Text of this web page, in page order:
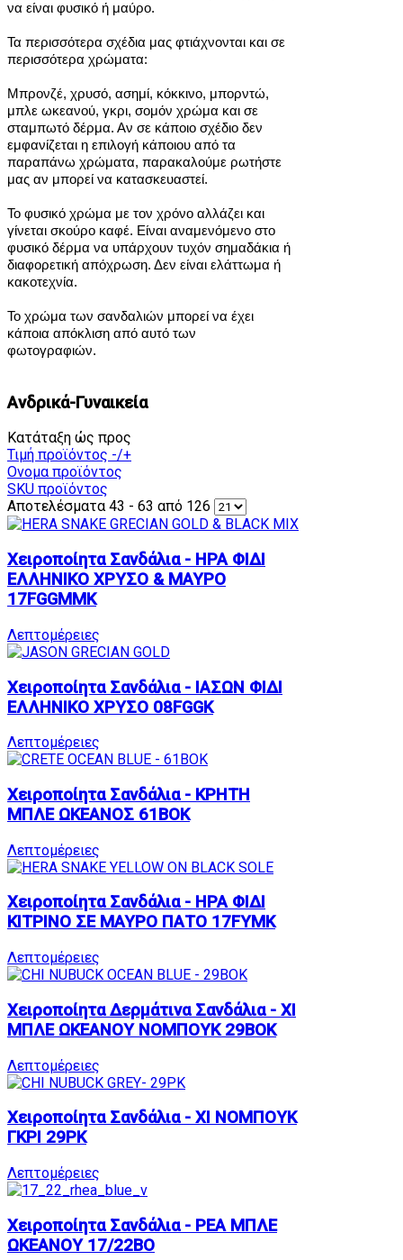
να είναι φυσικό ή μαύρο.
Τα περισσότερα σχέδια μας φτιάχνονται και σε
περισσότερα χρώματα:
Μπρονζέ, χρυσό, ασημί, κόκκινο, μπορντώ,
μπλε ωκεανού, γκρι, σομόν χρώμα και σε
σταμπωτό δέρμα. Αν σε κάποιο σχέδιο δεν
εμφανίζεται η επιλογή κάποιου από τα
παραπάνω χρώματα, παρακαλούμε ρωτήστε
μας αν μπορεί να κατασκευαστεί.
Το φυσικό χρώμα με τον χρόνο αλλάζει και
γίνεται σκούρο καφέ. Είναι αναμενόμενο στο
φυσικό δέρμα να υπάρχουν τυχόν σημαδάκια ή
διαφορετική απόχρωση. Δεν είναι ελάττωμα ή
κακοτεχνία.
Το χρώμα των σανδαλιών μπορεί να έχει
κάποια απόκλιση από αυτό των
φωτογραφιών.
Ανδρικά-Γυναικεία
Κατάταξη ώς προς
Τιμή προϊόντος -/+
Ονομα προϊόντος
SKU προϊόντος
Αποτελέσματα 43 - 63 από 126
Χειροποίητα Σανδάλια - ΗΡΑ ΦΙΔΙ
ΕΛΛΗΝΙΚΟ ΧΡΥΣΟ & ΜΑΥΡΟ
17FGGMMK
Λεπτομέρειες
Χειροποίητα Σανδάλια - ΙΑΣΩΝ ΦΙΔΙ
ΕΛΛΗΝΙΚΟ ΧΡΥΣΟ 08FGGK
Λεπτομέρειες
Χειροποίητα Σανδάλια - ΚΡΗΤΗ
ΜΠΛΕ ΩΚΕΑΝΟΣ 61BOK
Λεπτομέρειες
Χειροποίητα Σανδάλια - ΗΡΑ ΦΙΔΙ
ΚΙΤΡΙΝΟ ΣΕ ΜΑΥΡΟ ΠΑΤΟ 17FYMK
Λεπτομέρειες
Χειροποίητα Δερμάτινα Σανδάλια - ΧΙ
ΜΠΛΕ ΩΚΕΑΝΟΥ ΝΟΜΠΟΥΚ 29BOK
Λεπτομέρειες
Χειροποίητα Σανδάλια - ΧΙ ΝΟΜΠΟΥΚ
ΓΚΡΙ 29PK
Λεπτομέρειες
Χειροποίητα Σανδάλια - ΡΕΑ ΜΠΛΕ
ΩΚΕΑΝΟΥ 17/22BO